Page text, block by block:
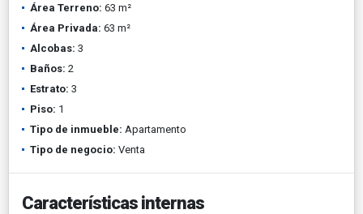
Área Terreno: 63 m²
Área Privada: 63 m²
Alcobas: 3
Baños: 2
Estrato: 3
Piso: 1
Tipo de inmueble: Apartamento
Tipo de negocio: Venta
Características internas